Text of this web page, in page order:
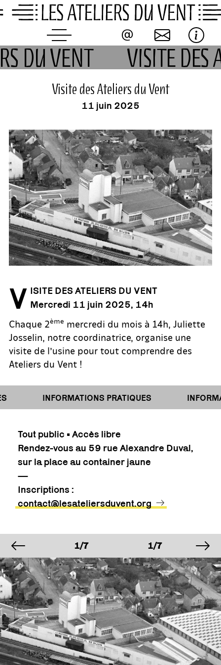
to
DU VENT VISITE
événement
Visite des Ateliers du Vent
11 juin 2025
V ISITE DES ATELIERS DU VENT
Mercredi 11 juin 2025, 14h
Chaque 2ème mercredi du mois à 14h, Juliette
Josselin, notre coordinatrice, organise une
visite de l’usine pour tout comprendre des
Ateliers du Vent !
INFORMATIONS PRATIQUES
Tout public • Accès libre
Rendez-vous au 59 rue Alexandre Duval,
sur la place au container jaune
—
Inscriptions :
contact@lesateliersduvent.org
image précédente
7 IMAGE
1/7 IMAGE
1/7
7 IMAGE
1/7 IMAGE
1/7